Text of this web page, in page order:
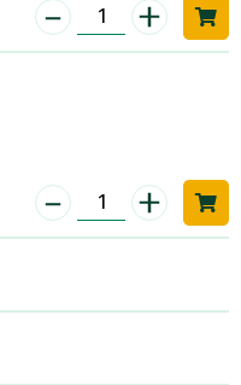
- +
- +